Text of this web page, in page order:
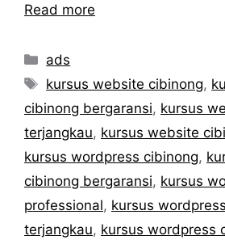
Read more
Categories
ads
Tags
kursus website cibinong,
cibinong bergaransi, kursus
terjangkau, kursus website
kursus wordpress cibinong,
cibinong bergaransi, kursus
professional, kursus
terjangkau, kursus wordpress